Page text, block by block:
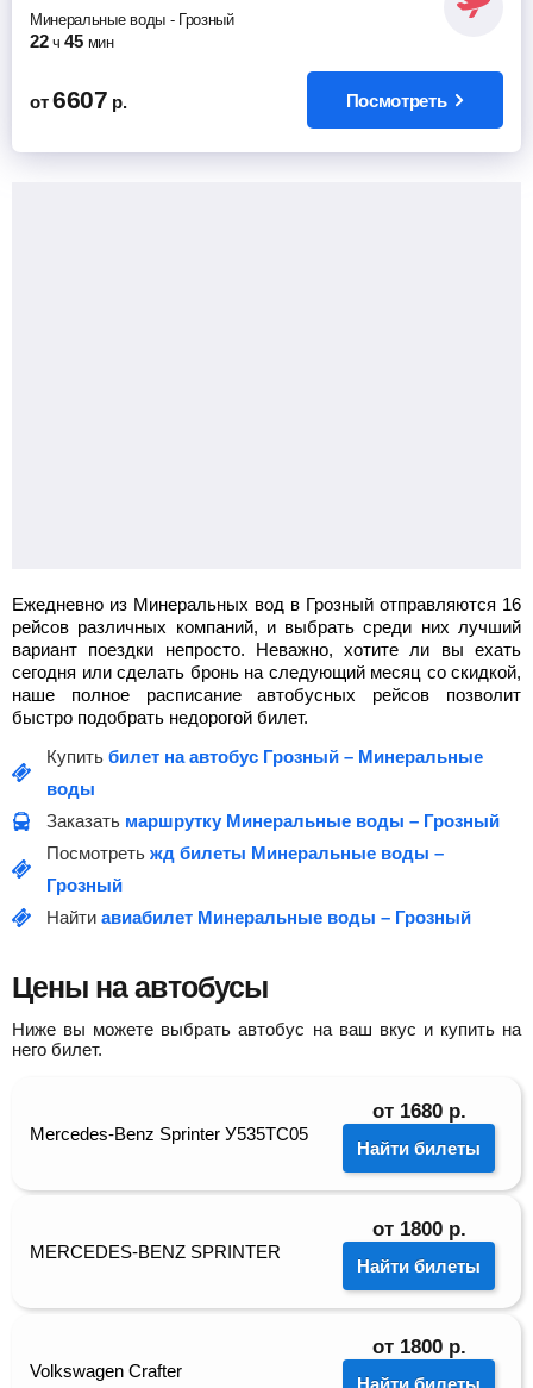
Минеральные воды- Грозный
22 ч 45 мин
от 6607 р. Посмотреть
Ежедневно из Минеральных вод в Грозный отправляются 16
рейсов различных компаний, и выбрать среди них лучший
вариант поездки непросто. Неважно, хотите ли вы ехать
сегодня или сделать бронь на следующий месяц со скидкой,
наше полное расписание автобусных рейсов позволит
быстро подобрать недорогой билет.
Купить билет на автобус Грозный – Минеральные
воды
Заказать маршрутку Минеральные воды – Грозный
Посмотреть жд билеты Минеральные воды –
Грозный
Найти авиабилет Минеральные воды – Грозный
Цены на автобусы
Ниже вы можете выбрать автобус на ваш вкус и купить на
него билет.
Mercedes-Benz Sprinter У535ТС05
от 1680 р.
Найти билеты
MERCEDES-BENZ SPRINTER
от 1800 р.
Найти билеты
Volkswagen Crafter
от 1800 р.
Найти билеты